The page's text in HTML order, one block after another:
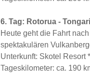
6. Tag: Rotorua -
Heute geht die Fahrt
spektakulären
Unterkunft: Skotel Resort
Tageskilometer: ca. 190